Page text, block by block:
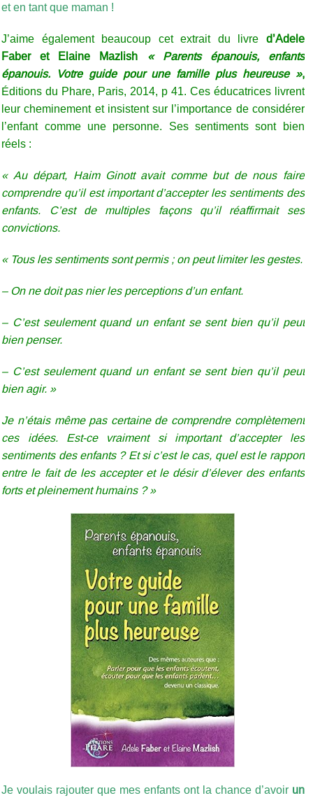
et en tant que maman !
J’aime également beaucoup cet extrait du livre d’Adele
Faber et Elaine Mazlish
« Parents épanouis, enfants
épanouis. Votre guide pour une famille plus heureuse »,
Éditions du Phare, Paris, 2014, p 41. Ces éducatrices livrent
leur cheminement et insistent sur l’importance de considérer
l’enfant comme une personne. Ses sentiments sont bien
réels :
« Au départ, Haim Ginott avait comme but de nous faire
comprendre qu’il est important d’accepter les sentiments des
enfants. C’est de multiples façons qu’il réaffirmait ses
convictions.
« Tous les sentiments sont permis ; on peut limiter les gestes.
– On ne doit pas nier les perceptions d’un enfant.
– C’est seulement quand un enfant se sent bien qu’il peut
bien penser.
– C’est seulement quand un enfant se sent bien qu’il peut
bien agir. »
Je n’étais même pas certaine de comprendre complètement
ces idées. Est-ce vraiment si important d’accepter les
sentiments des enfants ? Et si c’est le cas, quel est le rapport
entre le fait de les accepter et le désir d’élever des enfants
forts et pleinement humains ? »
Je voulais rajouter que mes enfants ont la chance d’avoir un